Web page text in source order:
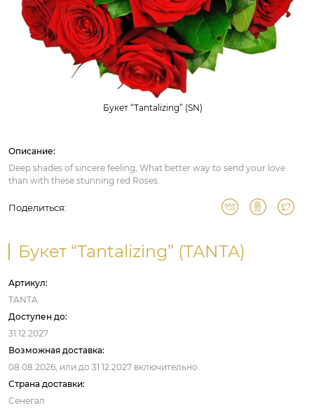
Букет “Tantalizing” (SN)
Описание:
Deep shades of sincere feeling, What better way to send your love
than with these stunning red Roses.
Поделиться:
Букет “Tantalizing” (TANTA)
Артикул:
TANTA
Доступен до:
31.12.2027
Возможная доставка:
08.08.2026, или до 31.12.2027 включительно
Страна доставки:
Сенегал